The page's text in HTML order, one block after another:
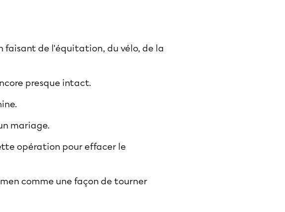
faisant de l'équitation, du vélo, de la
presque intact.
mariage.
opération pour effacer le
comme une façon de tourner